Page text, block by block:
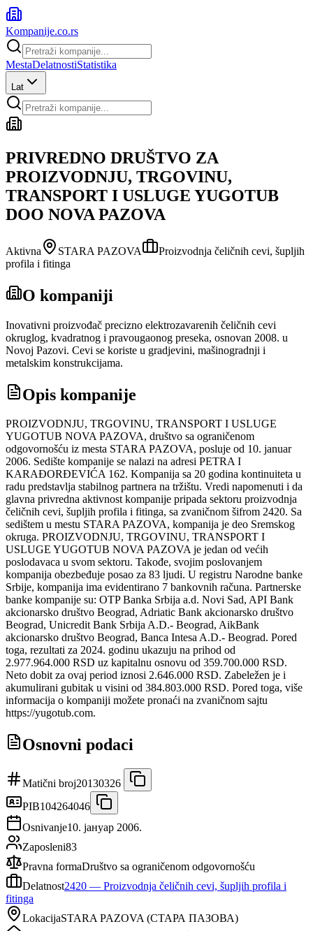
Kompanije.co.rs
MestaDelatnostiStatistika
Lat
PRIVREDNO DRUŠTVO ZA
PROIZVODNJU, TRGOVINU,
TRANSPORT I USLUGE YUGOTUB
DOO NOVA PAZOVA
Aktivna STARA PAZOVA
Proizvodnja čeličnih cevi, šupljih
profila i fitinga
O kompaniji
Inovativni proizvođač precizno elektrozavarenih čeličnih cevi
okruglog, kvadratnog i pravougaonog preseka, osnovan 2008. u
Novoj Pazovi. Cevi se koriste u gradjevini, mašinogradnji i
metalskim konstrukcijama.
Opis kompanije
PROIZVODNJU, TRGOVINU, TRANSPORT I USLUGE
YUGOTUB NOVA PAZOVA, društvo sa ograničenom
odgovornošću iz mesta STARA PAZOVA, posluje od 10. januar
2006. Sedište kompanije se nalazi na adresi PETRA I
KARAĐORĐEVIĆA 162. Kompanija sa 20 godina kontinuiteta u
radu predstavlja stabilnog partnera na tržištu. Vredi napomenuti i da
glavna privredna aktivnost kompanije pripada sektoru proizvodnja
čeličnih cevi, šupljih profila i fitinga, sa zvaničnom šifrom 2420. Sa
sedištem u mestu STARA PAZOVA, kompanija je deo Sremskog
okruga. PROIZVODNJU, TRGOVINU, TRANSPORT I
USLUGE YUGOTUB NOVA PAZOVA je jedan od većih
poslodavaca u svom sektoru. Takođe, svojim poslovanjem
kompanija obezbeđuje posao za 83 ljudi. U registru Narodne banke
Srbije, kompanija ima evidentirano 7 bankovnih računa. Partnerske
banke kompanije su: OTP Banka Srbija a.d. Novi Sad, API Bank
akcionarsko društvo Beograd, Adriatic Bank akcionarsko društvo
Beograd, Unicredit Bank Srbija A.D.- Beograd, AikBank
akcionarsko društvo Beograd, Banca Intesa A.D.- Beograd. Pored
toga, rezultati za 2024. godinu ukazuju na prihod od
2.977.964.000 RSD uz kapitalnu osnovu od 359.700.000 RSD.
Neto dobit za ovaj period iznosi 2.646.000 RSD. Zabeležen je i
akumulirani gubitak u visini od 384.803.000 RSD. Pored toga, više
informacija o kompaniji možete pronaći na zvaničnom sajtu
https://yugotub.com.
Osnovni podaci
Matični broj20130326
PIB104264046
Osnivanje10. јануар 2006.
Zaposleni83
Pravna formaDruštvo sa ograničenom odgovornošću
Delatnost2420 — Proizvodnja čeličnih cevi, šupljih profila i
fitinga
LokacijaSTARA PAZOVA (СТАРА ПАЗОВА)